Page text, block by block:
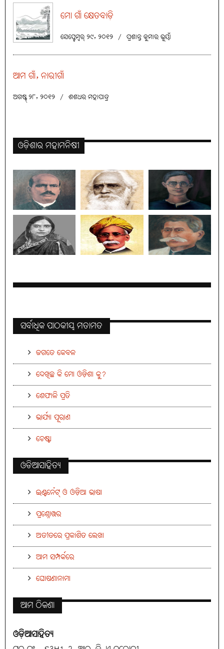
ମୋ ଗାଁ କ୍ଷେତବାଡ଼ି
ସେପ୍ଟେମ୍ବର୍ ୨୯, ୨୦୧୨ / ପ୍ରଶାନ୍ତ କୁମାର ଭୂୟାଁ
ଆମ ଗାଁ, ନାରୀଗାଁ
ଅଗଷ୍ଟ୍ ୨୮, ୨୦୧୨ / ଶଶଧର ମହାପାତ୍ର
ଓଡ଼ିଶାର ମହାମନିଷୀ
ସର୍ବାଧିକ ପାଠକୀୟ ମତାମତ
ଜଗତେ କେବଳ
ଦେଖିଛ କି ମୋ ଓଡ଼ିଶା କୁ?
ଶେଫାଳି ପ୍ରତି
ଭାର୍ଯ୍ୟା ପୂରାଣ
ଚେଷ୍ଟା
ଓଡିଆସାହିତ୍ୟ
ଇଣ୍ଟର୍ନେଟ୍ ଓ ଓଡ଼ିଆ ଭାଷା
ପ୍ରଶ୍ନୋତ୍ତର
ଅତୀତରେ ପ୍ରକାଶିତ ଲେଖା
ଆମ ସମ୍ପର୍କରେ
ଘୋଷଣାନାମା
ଆମ ଠିକଣା
ଓଡ଼ିଆସାହିତ୍ୟ